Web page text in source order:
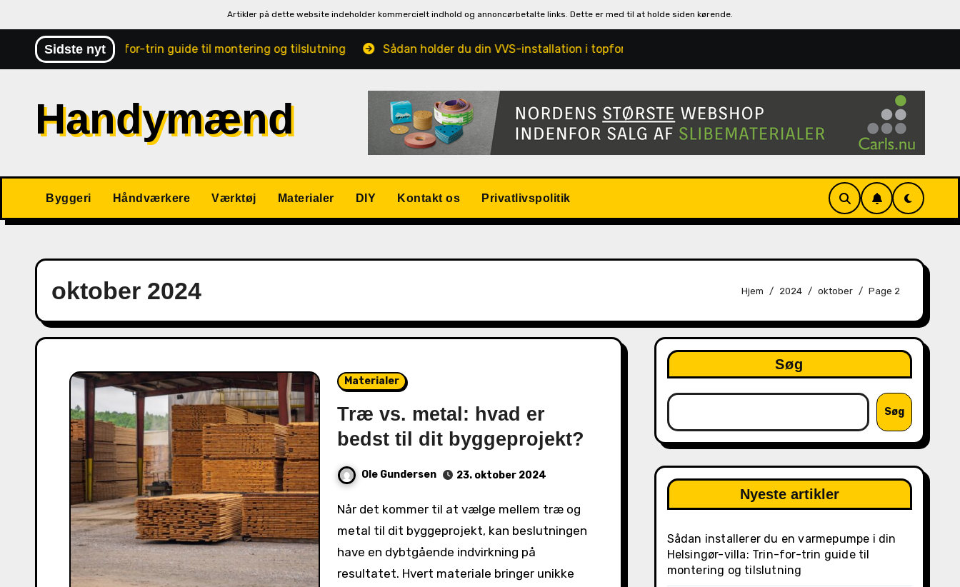
Artikler på dette website indeholder kommercielt indhold og annoncørbetalte links. Dette er med til at holde siden kørende.
Sidste nyt
villa: Trin-for-trin guide til montering og tilslutning Sådan holder du din VVS-installation i topform hele året
Handymænd
Byggeri Håndværkere Værktøj Materialer DIY Kontakt os Privatlivspolitik
oktober 2024 Hjem 2024 oktober Page 2
Materialer
Træ vs. metal: hvad er
bedst til dit byggeprojekt?
Ole Gundersen 23. oktober 2024
Når det kommer til at vælge mellem træ og
metal til dit byggeprojekt, kan beslutningen
have en dybtgående indvirkning på
resultatet. Hvert materiale bringer unikke
Søg
Søg
Nyeste artikler
Sådan installerer du en varmepumpe i din
Helsingør-villa: Trin-for-trin guide til
montering og tilslutning